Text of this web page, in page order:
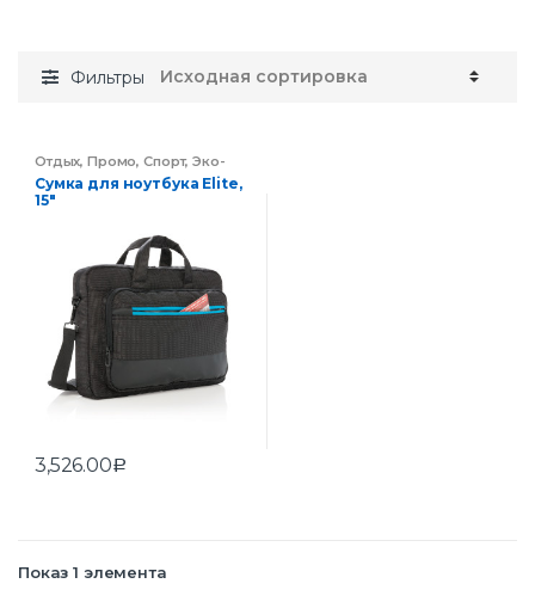
Фильтры
Отдых,Промо,Спорт,Эко-
сувениры
Сумка для ноутбука Elite,
15″
3,526.00Р
Показ 1 элемента